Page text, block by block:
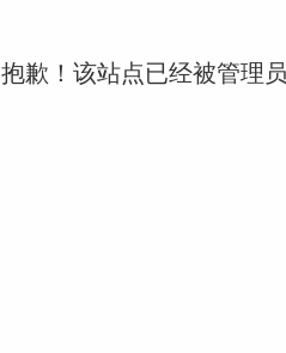
抱歉！该站点已经被管理